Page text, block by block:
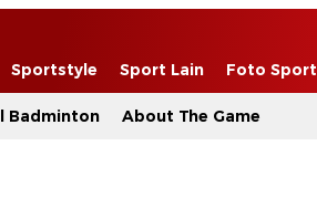
Sportstyle Sport Lain Foto Sport
Badminton About The Game